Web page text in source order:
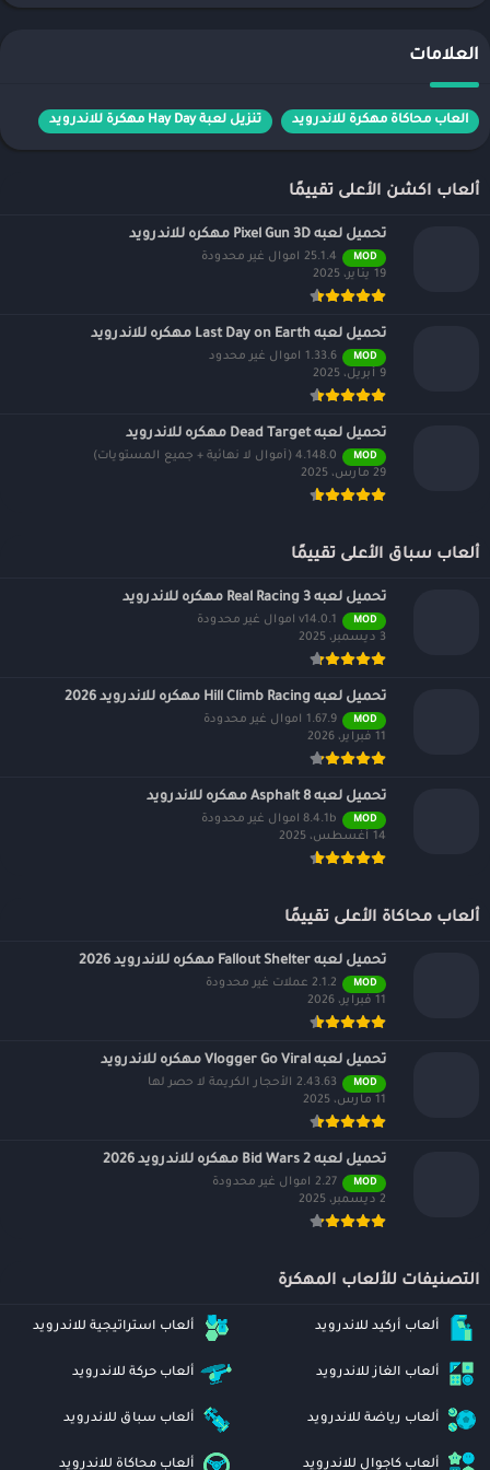
العلامات
العاب محاكاة مهكرة للاندرويد تنزيل لعبة Hay Day مهكرة للاندرويد
ألعاب اكشن الأعلى تقييمًا
تحميل لعبه Pixel Gun 3D مهكره للاندرويد
MOD
25.1.4 اموال غير محدودة
19 يناير، 2025
تحميل لعبه Last Day on Earth مهكره للاندرويد
MOD
1.33.6 اموال غير محدود
9 أبريل، 2025
تحميل لعبه Dead Target مهكره للاندرويد
MOD
4.148.0 (أموال لا نهائية + جميع المستويات)
29 مارس، 2025
ألعاب سباق الأعلى تقييمًا
تحميل لعبه Real Racing 3 مهكره للاندرويد
MOD
v14.0.1 اموال غير محدودة
3 ديسمبر، 2025
تحميل لعبه Hill Climb Racing مهكره للاندرويد 2026
MOD
1.67.9 اموال غير محدودة
11 فبراير، 2026
تحميل لعبه Asphalt 8 مهكره للاندرويد
MOD
8.4.1b اموال غير محدودة
14 أغسطس، 2025
ألعاب محاكاة الأعلى تقييمًا
تحميل لعبه Fallout Shelter مهكره للاندرويد 2026
MOD
2.1.2 عملات غير محدودة
11 فبراير، 2026
تحميل لعبه Vlogger Go Viral مهكره للاندرويد
MOD
2.43.63 الأحجار الكريمة لا حصر لها
11 مارس، 2025
تحميل لعبه Bid Wars 2 مهكره للاندرويد 2026
MOD
2.27 اموال غير محدودة
2 ديسمبر، 2025
التصنيفات للألعاب المهكرة
ألعاب أركيد للاندرويد ألعاب استراتيجية للاندرويد
ألعاب الغاز للاندرويد ألعاب حركة للاندرويد
ألعاب رياضة للاندرويد ألعاب سباق للاندرويد
ألعاب كاجوال للاندرويد ألعاب محاكاة للاندرويد